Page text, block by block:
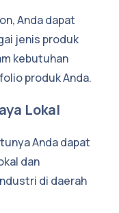
Anda dapat
jenis produk
kebutuhan
produk Anda.
Lokal
Anda dapat
dan
di daerah